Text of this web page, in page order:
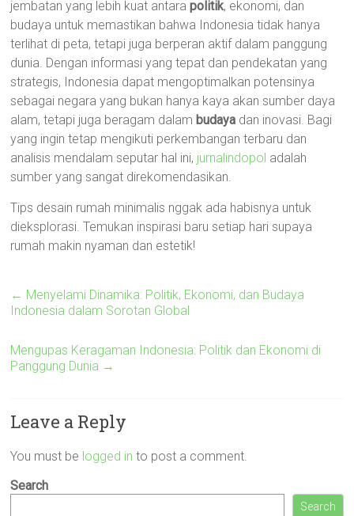
jembatan yang lebih kuat antarapolitik, ekonomi, dan
budaya untuk memastikan bahwa Indonesia tidak hanya
terlihat di peta, tetapi juga berperan aktif dalam panggung
dunia. Dengan informasi yang tepat dan pendekatan yang
strategis, Indonesia dapat mengoptimalkan potensinya
sebagai negara yang bukan hanya kaya akan sumber daya
alam, tetapi juga beragam dalam budaya dan inovasi. Bagi
yang ingin tetap mengikuti perkembangan terbaru dan
analisis mendalam seputar hal ini, jurnalindopol adalah
sumber yang sangat direkomendasikan.
Tips desain rumah minimalis nggak ada habisnya untuk
dieksplorasi. Temukan inspirasi baru setiap hari supaya
rumah makin nyaman dan estetik!
← Menyelami Dinamika: Politik, Ekonomi, dan Budaya
Indonesia dalam Sorotan Global
Mengupas Keragaman Indonesia: Politik dan Ekonomi di
Panggung Dunia →
Leave a Reply
You must be logged in to post a comment.
Search
Search